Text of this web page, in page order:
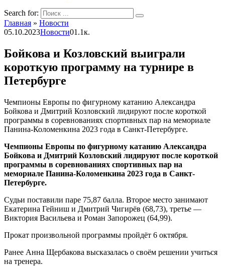
Search for:
Главная » Новости
05.10.2023Новости01.1к.
Бойкова и Козловский выиграли
короткую программу на турнире в
Петербурге
Чемпионы Европы по фигурному катанию Александра
Бойкова и Дмитрий Козловский лидируют после короткой
программы в соревнованиях спортивных пар на мемориале
Панина-Коломенкина 2023 года в Санкт-Петербурге.
Чемпионы Европы по фигурному катанию Александра
Бойкова и Дмитрий Козловский лидируют после короткой
программы в соревнованиях спортивных пар на
мемориале Панина-Коломенкина 2023 года в Санкт-
Петербурге.
Судьи поставили паре 75,87 балла. Второе место занимают
Екатерина Гейниш и Дмитрий Чигирёв (68,73), третье —
Виктория Васильева и Роман Запорожец (64,99).
Прокат произвольной программы пройдёт 6 октября.
Ранее Анна Щербакова высказалась о своём решении учиться
на тренера.